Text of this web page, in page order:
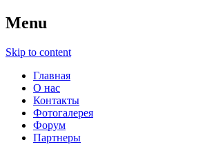
Menu
Skip to content
Главная
О нас
Контакты
Фотогалерея
Форум
Партнеры